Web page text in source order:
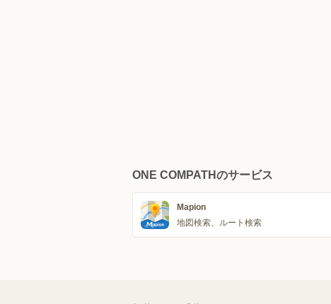
ONE COMPATHのサービス
Mapion
地図検索、ルート検索